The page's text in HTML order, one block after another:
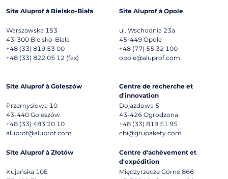
Site Aluprof à Bielsko-Biała
Warszawska 153
43-300 Bielsko-Biała
+48 (33) 819 53 00
+48 (33) 822 05 12 (fax)
Site Aluprof à Opole
ul. Wschodnia 23a
45-449 Opole
+48 (77) 55 32 100
opole@aluprof.com
Site Aluprof à Goleszów
Przemysłowa 10
43-440 Goleszów
+48 (33) 483 20 10
aluprof@aluprof.com
Centre de recherche et
d'innovation
Dojazdowa 5
43-426 Ogrodzona
+48 (33) 819 51 95
cbi@grupakety.com
Site Aluprof à Złotów
Kujańska 10E
Centre d'achèvement et
d'expédition
Międzyrzecze Górne 866